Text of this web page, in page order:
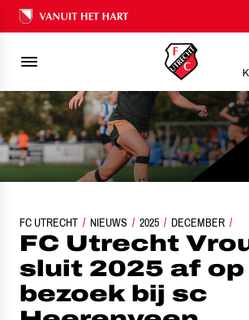
Ons nalatenschap
FC UTRECHT NIEUWS 2025 DECEMBER
FC UTRECHT VROUWEN SLUIT 2025 AF
FC Utrecht
sluit 2025 af op
bezoek bij sc